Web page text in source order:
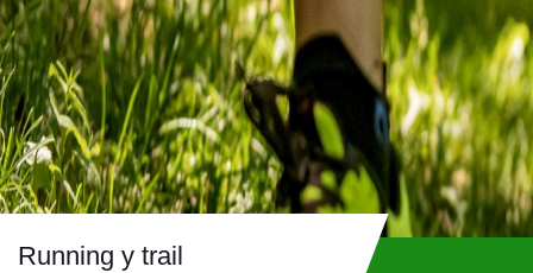
Skip
to
content
Running y trail